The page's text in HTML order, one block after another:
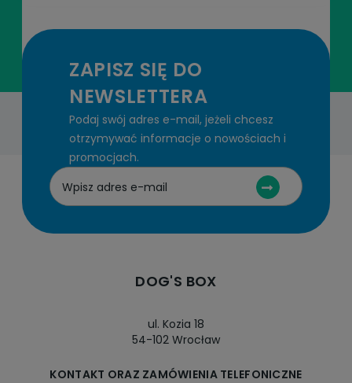
ZAPISZ SIĘ DO
NEWSLETTERA
Podaj swój adres e-mail, jeżeli chcesz
otrzymywać informacje o nowościach i
promocjach.
DOG'S BOX
ul. Kozia 18
54-102 Wrocław
KONTAKT ORAZ ZAMÓWIENIA TELEFONICZNE